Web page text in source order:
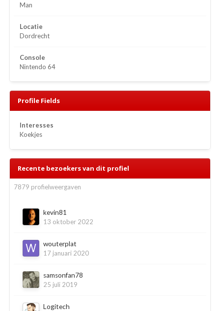
Man
Locatie
Dordrecht
Console
Nintendo 64
Profile Fields
Interesses
Koekjes
Recente bezoekers van dit profiel
7879 profielweergaven
kevin81
13 oktober 2022
wouterplat
17 januari 2020
samsonfan78
25 juli 2019
Logitech